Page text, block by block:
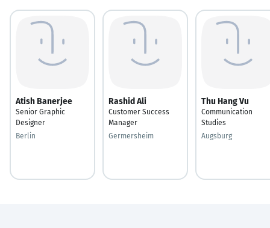
Atish Banerjee
Senior Graphic
Designer
Berlin
Rashid Ali
Customer Success
Manager
Germersheim
Thu Hang Vu
Communication
Studies
Augsburg